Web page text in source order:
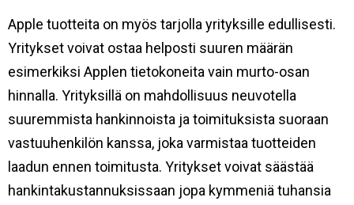
Apple tuotteita on myös tarjolla yrityksille edullisesti.
Yritykset voivat ostaa helposti suuren määrän
esimerkiksi Applen tietokoneita vain murto-osan
hinnalla. Yrityksillä on mahdollisuus neuvotella
suuremmista hankinnoista ja toimituksista suoraan
vastuuhenkilön kanssa, joka varmistaa tuotteiden
laadun ennen toimitusta. Yritykset voivat säästää
hankintakustannuksissaan jopa kymmeniä tuhansia